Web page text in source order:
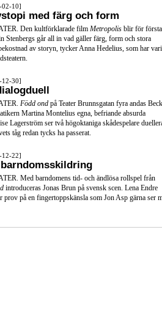
02-10]
med färg och form
Den kultförklarade film Metropolis blir för första
Stenbergs går all in vad gäller färg, form och stora
av storyn, tycker Anna Hedelius, som har
12-30]
Född ond på Teater Brunnsgatan fyra andas
Martina Montelius egna, befriande absurda
Lagerström ser två högoktaniga skådespelare
tåg redan tycks ha passerat.
12-22]
Med barndomens tid- och ändlösa rollspel från
introduceras Jonas Brun på svensk scen. Lena Endre
prov på en fingertoppskänsla som Jon Asp gärna ser